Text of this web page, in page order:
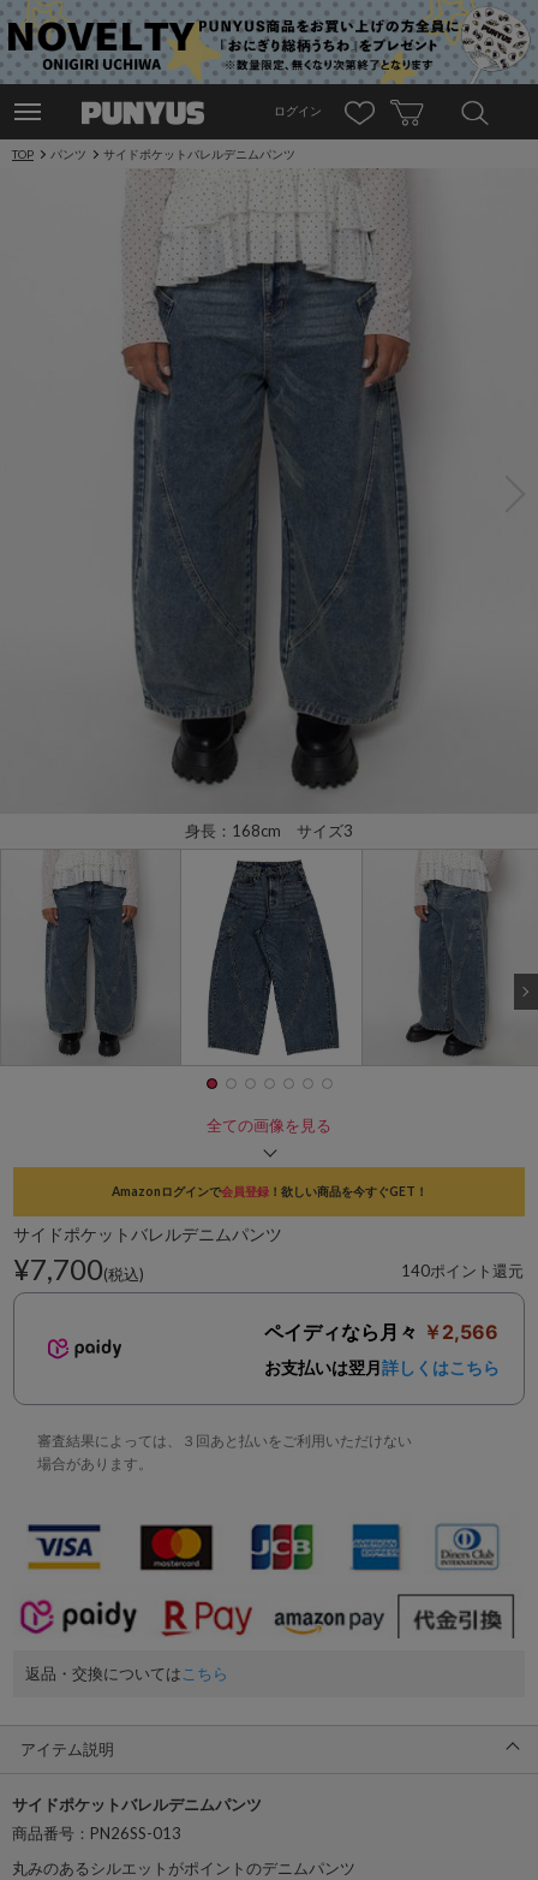
ログイン
TOP パンツ サイドポケットバレルデニムパンツ
身長：168cm サイズ3
全ての画像を見る
Amazonログインで会員登録！欲しい商品を今すぐGET！
サイドポケットバレルデニムパンツ
¥7,700(税込) 140ポイント還元
ペイディなら月々 ￥2,566
お支払いは翌月 詳しくはこちら
審査結果によっては、３回あと払いをご利用いただけない
場合があります。
返品・交換についてはこちら
アイテム説明
サイドポケットバレルデニムパンツ
商品番号：PN26SS-013
丸みのあるシルエットがポイントのデニムパンツ